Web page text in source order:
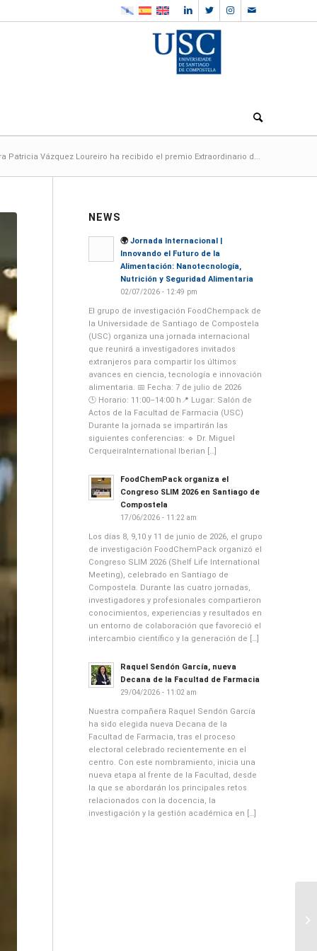
Patricia Vázquez Loureiro ha recibido el premio Extraordinario d...
NEWS
🌍 Jornada Internacional |
Innovando el Futuro de la
Alimentación: Nanotecnología,
Nutrición y Seguridad Alimentaria
02/07/2026 - 12:49 pm
El grupo de investigación FoodChempack de
la Universidade de Santiago de Compostela
(USC) organiza una jornada internacional
que reunirá a investigadores invitados
extranjeros para compartir los últimos
avances en ciencia, tecnología e innovación
alimentaria. 📅 Fecha: 7 de julio de 2026
🕒 Horario: 11:00–14:00 h📍 Lugar: Salón de
Actos de la Facultad de Farmacia (USC)
Durante la jornada se impartirán las
siguientes conferencias: 🔹 Dr. Miguel
CerqueiraInternational Iberian […]
FoodChemPack organiza el
Congreso SLIM 2026 en Santiago de
Compostela
17/06/2026 - 11:22 am
Los días 8, 9,10 y 11 de junio de 2026, el grupo
de investigación FoodChemPack organizó el
Congreso SLIM 2026 (Shelf Life International
Meeting), celebrado en Santiago de
Compostela. Durante las cuatro jornadas,
investigadores y profesionales compartieron
conocimientos, experiencias y resultados en
un entorno de colaboración que favoreció el
intercambio científico y la generación de […]
Raquel Sendón García, nueva
Decana de la Facultad de Farmacia
29/04/2026 - 11:02 am
Nuestra compañera Raquel Sendón García
ha sido elegida nueva Decana de la
Facultad de Farmacia, tras el proceso
electoral celebrado recientemente en el
centro. Con este nombramiento, inicia una
nueva etapa al frente de la Facultad, desde
la que se abordarán los principales retos
relacionados con la docencia, la
investigación y la gestión académica en […]